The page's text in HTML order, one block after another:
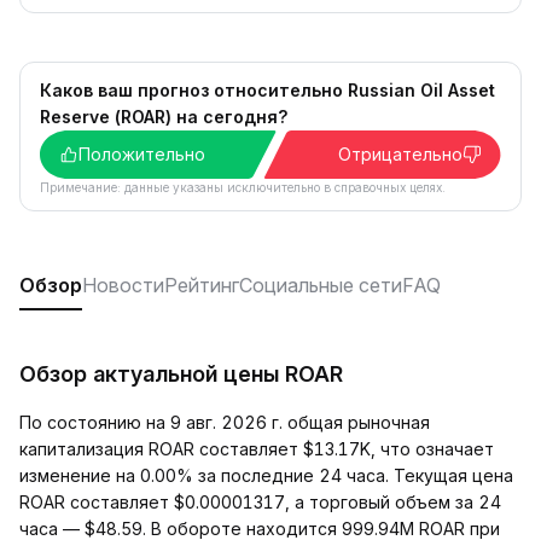
Каков ваш прогноз относительно Russian Oil Asset
Reserve (ROAR) на сегодня?
Положительно
Отрицательно
Примечание: данные указаны исключительно в справочных целях.
ОбзорНовостиРейтингСоциальные сетиFAQ
Обзор актуальной цены ROAR
По состоянию на 9 авг. 2026 г. общая рыночная
капитализация ROAR составляет $13.17K, что означает
изменение на 0.00% за последние 24 часа. Текущая цена
ROAR составляет $0.00001317, а торговый объем за 24
часа — $48.59. В обороте находится 999.94M ROAR при